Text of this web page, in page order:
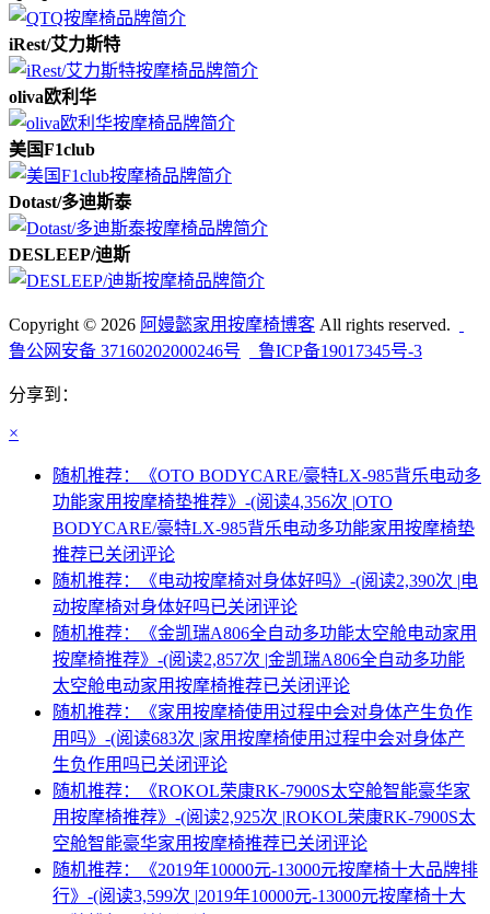
iRest/艾力斯特
oliva欧利华
美国F1club
Dotast/多迪斯泰
DESLEEP/迪斯
Copyright © 2026 阿嫚懿家用按摩椅博客 All rights reserved.
鲁公网安备 37160202000246号
鲁ICP备19017345号-3
分享到：
×
随机推荐：《OTO BODYCARE/豪特LX-985背乐电动多
功能家用按摩椅垫推荐》-(阅读4,356次 |OTO
BODYCARE/豪特LX-985背乐电动多功能家用按摩椅垫
推荐已关闭评论
随机推荐：《电动按摩椅对身体好吗》-(阅读2,390次 |电
动按摩椅对身体好吗已关闭评论
随机推荐：《金凯瑞A806全自动多功能太空舱电动家用
按摩椅推荐》-(阅读2,857次 |金凯瑞A806全自动多功能
太空舱电动家用按摩椅推荐已关闭评论
随机推荐：《家用按摩椅使用过程中会对身体产生负作
用吗》-(阅读683次 |家用按摩椅使用过程中会对身体产
生负作用吗已关闭评论
随机推荐：《ROKOL荣康RK-7900S太空舱智能豪华家
用按摩椅推荐》-(阅读2,925次 |ROKOL荣康RK-7900S太
空舱智能豪华家用按摩椅推荐已关闭评论
随机推荐：《2019年10000元-13000元按摩椅十大品牌排
行》-(阅读3,599次 |2019年10000元-13000元按摩椅十大